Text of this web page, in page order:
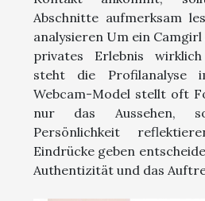
Abschnitte aufmerksam
analysieren Um ein Camgirl
privates Erlebnis
steht die Profilanalyse
Webcam-Model stellt oft
nur das Aussehen,
Persönlichkeit
Eindrücke geben
Authentizität und das